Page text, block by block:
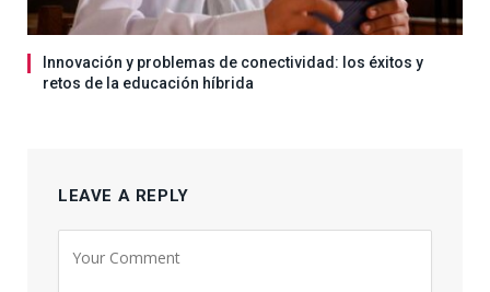
Innovación y problemas de conectividad: los éxitos y
retos de la educación híbrida
LEAVE A REPLY